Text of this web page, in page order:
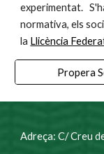
experimentat.
normativa, els
la Llicència
Propera
Adreça: C/ Creu